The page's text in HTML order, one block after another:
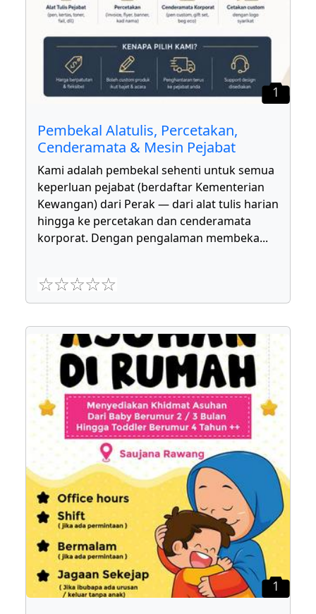
1
Pembekal Alatulis, Percetakan,
Cenderamata & Mesin Pejabat
Kami adalah pembekal sehenti untuk semua
keperluan pejabat (berdaftar Kementerian
Kewangan) dari Perak — dari alat tulis harian
hingga ke percetakan dan cenderamata
korporat. Dengan pengalaman membeka...
1